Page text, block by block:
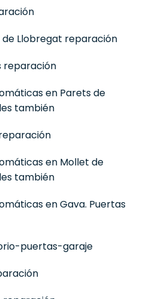
de Llobregat reparación
reparación
en Parets de
también
en Mollet de
también
en Gava. Puertas
puertas-garaje